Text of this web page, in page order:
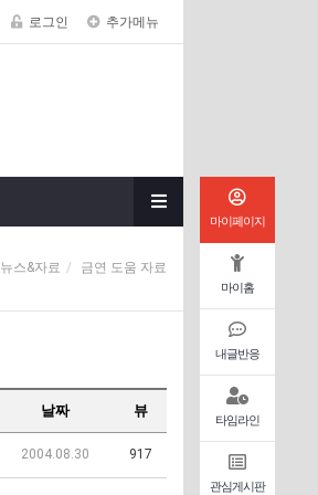
로그인 추가메뉴
뉴스&자료 금연 도움 자료
마이페이지
마이홈
내글반응
타임라인
관심게시판
날짜 뷰
2004.08.30 917